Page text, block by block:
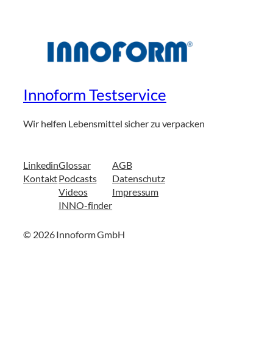
Innoform Testservice
Wir helfen Lebensmittel sicher zu verpacken
Linkedin
Kontakt
Glossar
Podcasts
Videos
INNO-finder
AGB
Datenschutz
Impressum
© 2026 Innoform GmbH